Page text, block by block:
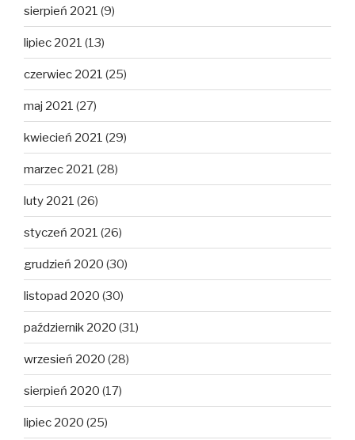
sierpień 2021 (9)
lipiec 2021 (13)
czerwiec 2021 (25)
maj 2021 (27)
kwiecień 2021 (29)
marzec 2021 (28)
luty 2021 (26)
styczeń 2021 (26)
grudzień 2020 (30)
listopad 2020 (30)
październik 2020 (31)
wrzesień 2020 (28)
sierpień 2020 (17)
lipiec 2020 (25)